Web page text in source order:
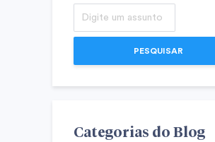
PESQUISAR
Categorias do Blog